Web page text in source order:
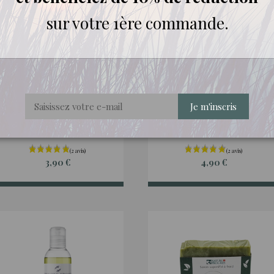
Huiles essentielles d'ailleurs
Huile essentielle de
Basilic tropical bio
3,90 €
Hydrolats du domaine
Hydrolat de Camomille
Noble bio
4,90 €
sur votre 1ère commande.
Je m'inscris